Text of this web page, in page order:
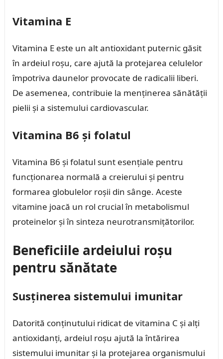
Vitamina E
Vitamina E este un alt antioxidant puternic găsit
în ardeiul roșu, care ajută la protejarea celulelor
împotriva daunelor provocate de radicalii liberi.
De asemenea, contribuie la menținerea sănătății
pielii și a sistemului cardiovascular.
Vitamina B6 și folatul
Vitamina B6 și folatul sunt esențiale pentru
funcționarea normală a creierului și pentru
formarea globulelor roșii din sânge. Aceste
vitamine joacă un rol crucial în metabolismul
proteinelor și în sinteza neurotransmițătorilor.
Beneficiile ardeiului roșu
pentru sănătate
Susținerea sistemului imunitar
Datorită conținutului ridicat de vitamina C și alți
antioxidanți, ardeiul roșu ajută la întărirea
sistemului imunitar și la protejarea organismului